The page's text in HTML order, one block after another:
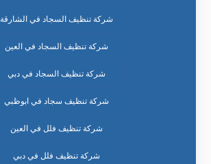
شركة تنظيف السجاد في الشارقة
شركة تنظيف السجاد في العين
شركة تنظيف السجاد في دبي
شركة تنظيف سجاد في ابوظبي
شركة تنظيف فلل في العين
شركة تنظيف فلل في دبي